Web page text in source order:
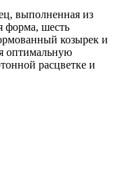
выполненная из
форма, шесть
козырек и
оптимальную
расцветке и